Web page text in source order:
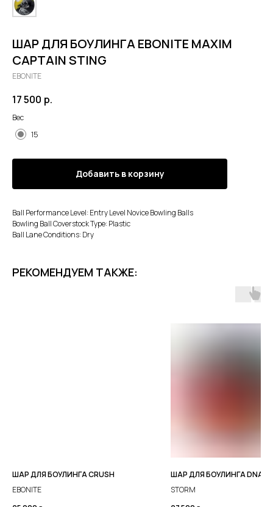
ШАР ДЛЯ БОУЛИНГА EBONITE MAXIM
CAPTAIN STING
EBONITE
17 500 р.
Вес
15
Добавить в корзину
Ball Performance Level: Entry Level Novice Bowling Balls
Bowling Ball Coverstock Type: Plastic
Ball Lane Conditions: Dry
РЕКОМЕНДУЕМ ТАКЖЕ:
ШАР ДЛЯ БОУЛИНГА CRUSH
EBONITE
ШАР ДЛЯ БОУЛИНГА DNA
STORM